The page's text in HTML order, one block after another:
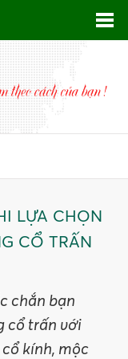
LỰA CHỌN
CỔ TRẤN
chắn bạn
cổ trấn với
kính, mộc